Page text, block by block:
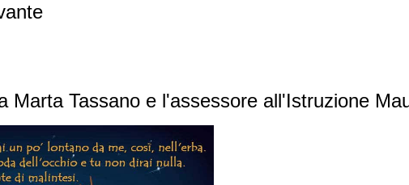
Tassano e l'assessore all'Istruzione